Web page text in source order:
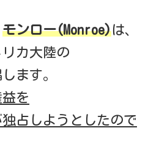
モンロー(Monroe)は、
カ大陸の
ます。
を
占しようとしたので